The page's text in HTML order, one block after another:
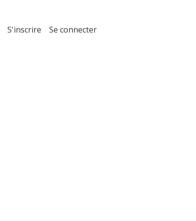
S'inscrire Se connecter